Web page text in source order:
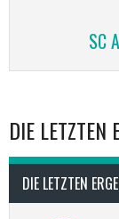
SC
DIE LETZTEN
DIE LETZTEN